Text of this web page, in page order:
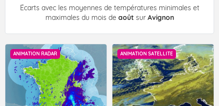
Écarts avec les moyennes de températures minimales et
maximales du mois de août sur Avignon
ANIMATION RADAR ANIMATION SATELLITE